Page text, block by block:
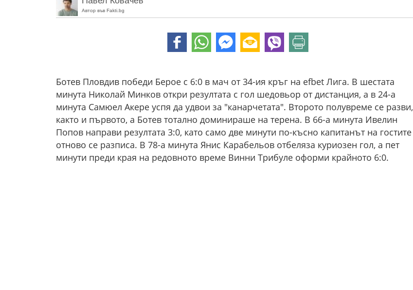
Автор във Fakti.bg
Ботев Пловдив победи Берое с 6:0 в мач от 34-ия кръг на efbet Лига. В шестата
минута Николай Минков откри резултата с гол шедовьор от дистанция, а в 24-а
минута Самюел Акере успя да удвои за "канарчетата". Второто полувреме се разви,
както и първото, а Ботев тотално доминираше на терена. В 66-а минута Ивелин
Попов направи резултата 3:0, като само две минути по-късно капитанът на гостите
отново се разписа. В 78-а минута Янис Карабельов отбеляза куриозен гол, а пет
минути преди края на редовното време Винни Трибуле оформи крайното 6:0.